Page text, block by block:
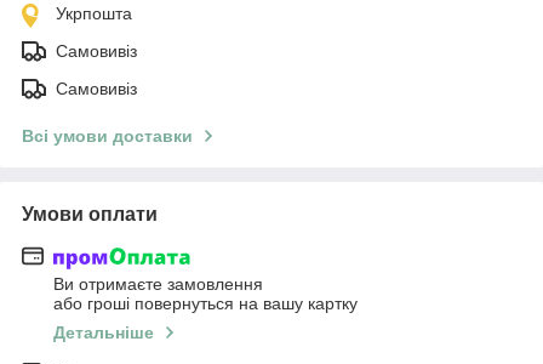
Укрпошта
Самовивіз
Самовивіз
Всі умови доставки
Умови оплати
Ви отримаєте замовлення
або гроші повернуться на вашу картку
Детальніше